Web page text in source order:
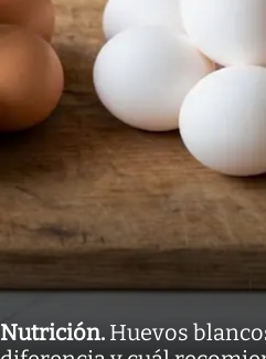
Nutrición. Huevos